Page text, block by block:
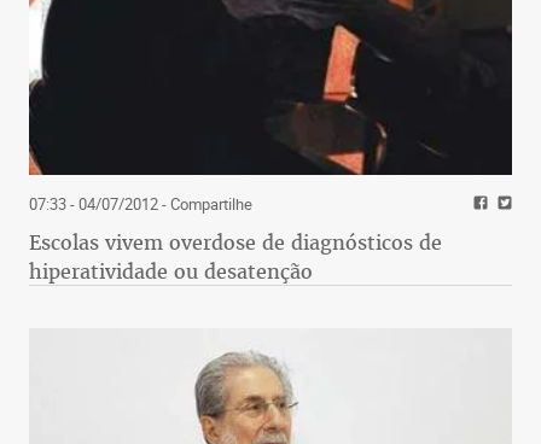
07:33 - 04/07/2012- Compartilhe
Escolas vivem overdose de diagnósticos de
hiperatividade ou desatenção